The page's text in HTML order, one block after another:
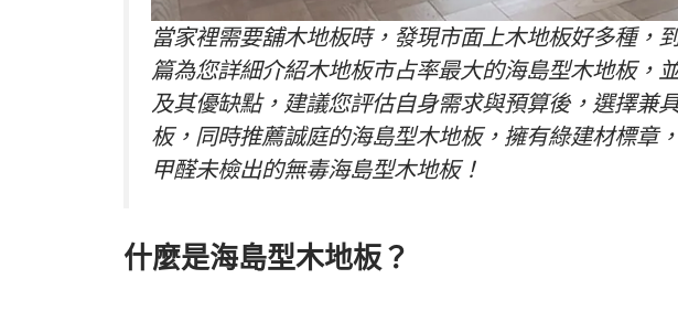
當家裡需要舖木地板時，發現市面上木地板好多種，
篇為您詳細介紹木地板市占率最大的海島型木地板，
及其優缺點，建議您評估自身需求與預算後，選擇兼
板，同時推薦誠庭的海島型木地板，擁有綠建材標章
甲醛未檢出的無毒海島型木地板！
什麼是海島型木地板？